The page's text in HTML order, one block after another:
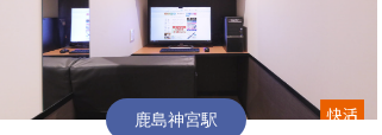
鹿島神宮駅